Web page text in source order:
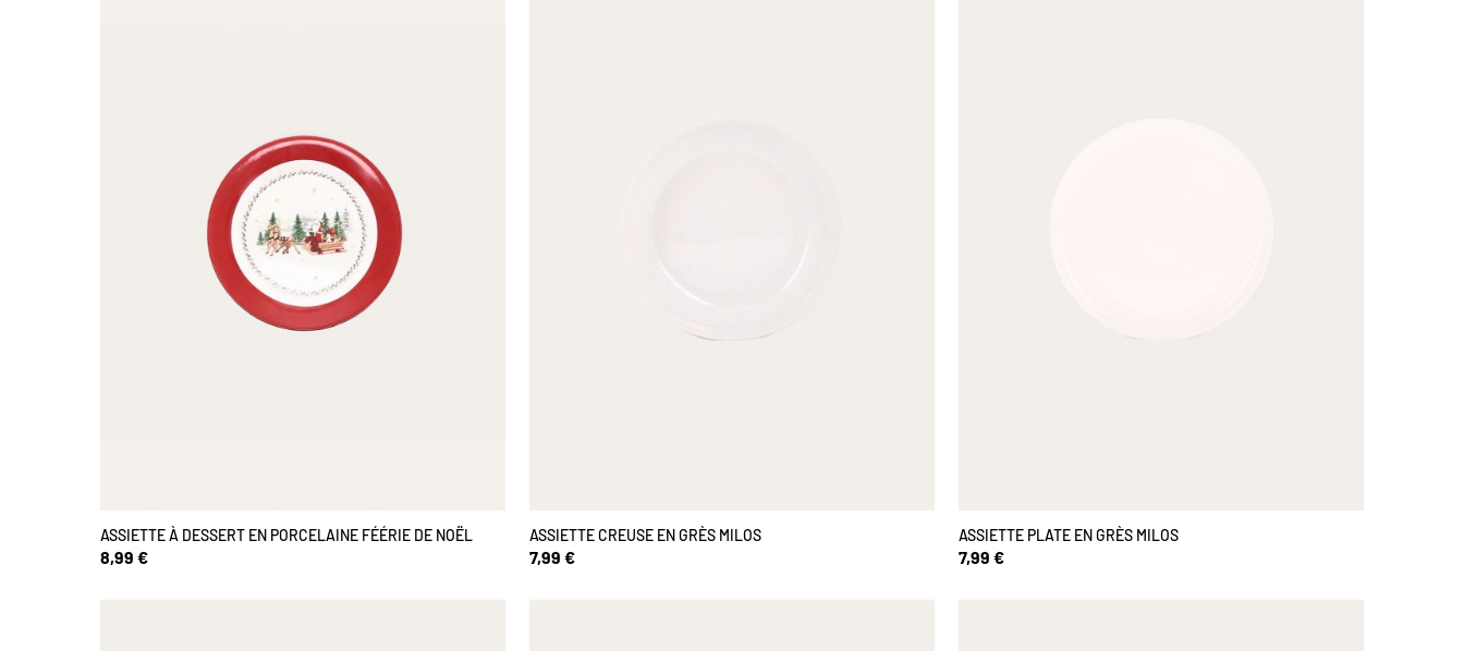
ASSIETTE À DESSERT EN PORCELAINE FÉÉRIE DE NOËL
8,99 €
ASSIETTE CREUSE EN GRÈS MILOS
7,99 €
ASSIETTE PLATE EN GRÈS MILOS
7,99 €